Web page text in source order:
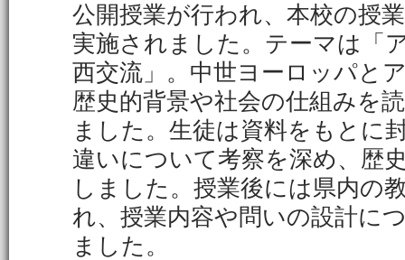
公開授業が行われ、本校の授
実施されました。テーマは「
西交流」。中世ヨーロッパと
歴史的背景や社会の仕組みを
ました。生徒は資料をもとに
違いについて考察を深め、歴
しました。授業後には県内の
れ、授業内容や問いの設計に
ました。